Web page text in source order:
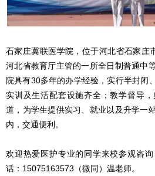
石家庄冀联医学院，位于河北省石家庄
河北省教育厅主管的一所全日制普通中
院具有30多年的办学经验，实行半封闭
实训及生活配套设施齐全；教学督导
道，为学生提供实习、就业以及升学一
内，交通便利。
欢迎热爱医护专业的同学来校参观咨
话：15075163573（微同）温老师。